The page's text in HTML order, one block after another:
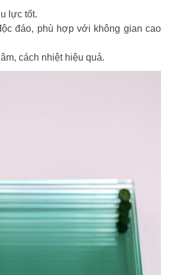
lực tốt.
đáo, phù hợp với không gian cao
cách nhiệt hiệu quả.